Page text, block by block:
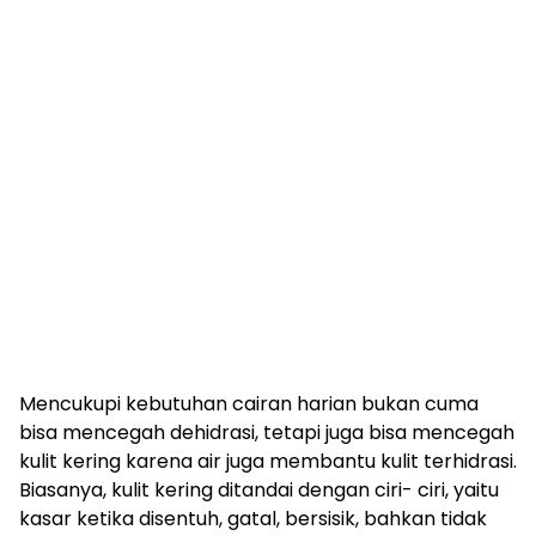
Mencukupi kebutuhan cairan harian bukan cuma
bisa mencegah dehidrasi, tetapi juga bisa mencegah
kulit kering karena air juga membantu kulit terhidrasi.
Biasanya, kulit kering ditandai dengan ciri- ciri, yaitu
kasar ketika disentuh, gatal, bersisik, bahkan tidak